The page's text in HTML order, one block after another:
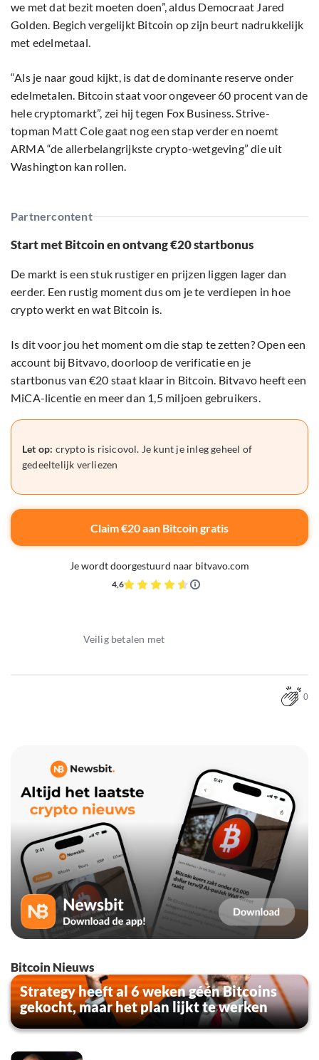
we met dat bezit moeten doen”, aldus Democraat Jared
Golden. Begich vergelijkt Bitcoin op zijn beurt nadrukkelijk
met edelmetaal.
“Als je naar goud kijkt, is dat de dominante reserve onder
edelmetalen. Bitcoin staat voor ongeveer 60 procent van de
hele cryptomarkt”, zei hij tegen Fox Business. Strive-
topman Matt Cole gaat nog een stap verder en noemt
ARMA “de allerbelangrijkste crypto-wetgeving” die uit
Washington kan rollen.
Partnercontent
Start met Bitcoin en ontvang €20 startbonus
De markt is een stuk rustiger en prijzen liggen lager dan
eerder. Een rustig moment dus om je te verdiepen in hoe
crypto werkt en wat Bitcoin is.
Is dit voor jou het moment om die stap te zetten? Open een
account bij Bitvavo, doorloop de verificatie en je
startbonus van €20 staat klaar in Bitcoin. Bitvavo heeft een
MiCA-licentie en meer dan 1,5 miljoen gebruikers.
Let op: crypto is risicovol. Je kunt je inleg geheel of
gedeeltelijk verliezen
Claim €20 aan Bitcoin gratis
Je wordt doorgestuurd naar bitvavo.com
4,6
Veilig betalen met
0
Bitcoin Nieuws
Strategy heeft al 6 weken géén Bitcoins
gekocht, maar het plan lijkt te werken